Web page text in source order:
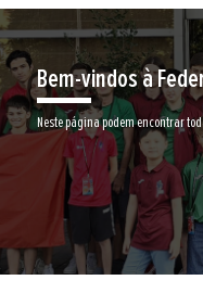
Bem-vindos à
Neste página podem encontrar